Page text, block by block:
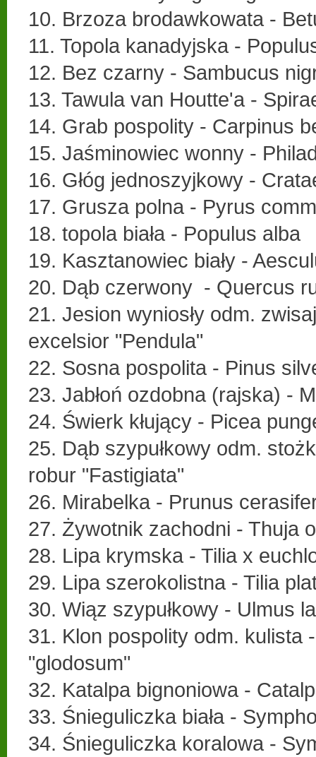
10. Brzoza brodawkowata -
11. Topola kanadyjska -
12. Bez czarny - Sambucus
13. Tawula van Houtte'a -
14. Grab pospolity - Carpinus
15. Jaśminowiec wonny -
16. Głóg jednoszyjkowy -
17. Grusza polna - Pyrus
18. topola biała - Populus alba
19. Kasztanowiec biały -
20. Dąb czerwony - Quercus
21. Jesion wyniosły odm.
excelsior "Pendula"
22. Sosna pospolita - Pinus
23. Jabłoń ozdobna (rajska) -
24. Świerk kłujący - Picea
25. Dąb szypułkowy odm.
robur "Fastigiata"
26. Mirabelka - Prunus
27. Żywotnik zachodni - Thuja
28. Lipa krymska - Tilia x
29. Lipa szerokolistna - Tilia
30. Wiąz szypułkowy - Ulmus
31. Klon pospolity odm. kulista
"glodosum"
32. Katalpa bignoniowa -
33. Śnieguliczka biała -
34. Śnieguliczka koralowa -